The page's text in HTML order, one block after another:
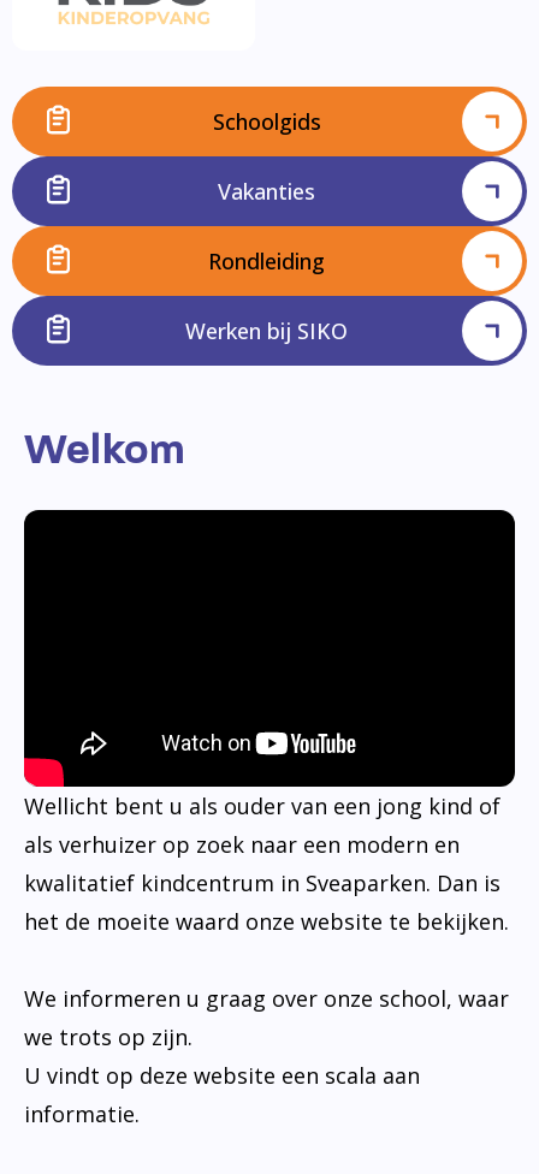
Schoolgids
Vakanties
Rondleiding
Werken bij SIKO
Welkom
Wellicht bent u als ouder van een jong kind of
als verhuizer op zoek naar een modern en
kwalitatief kindcentrum in Sveaparken. Dan is
het de moeite waard onze website te bekijken.
We informeren u graag over onze school, waar
we trots op zijn.
U vindt op deze website een scala aan
informatie.